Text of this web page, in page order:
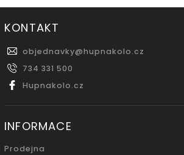
KONTAKT
objednavky@hupnakolo.cz
734 331 500
Hupnakolo.cz
INFORMACE
Prodejna